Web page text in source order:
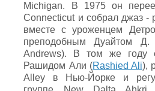
Michigan. В 1975 он
Connecticut и собрал джаз -
вместе с уроженцем
преподобным Дуайтом
Andrews). В том же году
Рашидом Али (Rashied Ali),
Alley в Нью-Йорке и